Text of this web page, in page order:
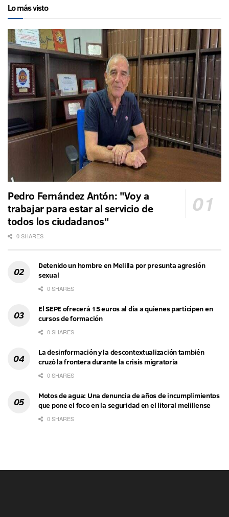
Lo más visto
Pedro Fernández Antón: "Voy a
trabajar para estar al servicio de
todos los ciudadanos"
0 SHARES
Detenido un hombre en Melilla por presunta agresión
sexual
0 SHARES
El SEPE ofrecerá 15 euros al día a quienes participen en
cursos de formación
0 SHARES
La desinformación y la descontextualización también
cruzó la frontera durante la crisis migratoria
0 SHARES
Motos de agua: Una denuncia de años de incumplimientos
que pone el foco en la seguridad en el litoral melillense
0 SHARES